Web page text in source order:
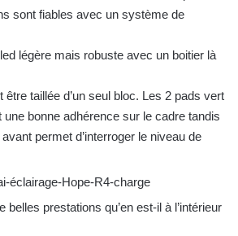
sont fiables avec un système de
légère mais robuste avec un boitier là
être taillée d’un seul bloc. Les 2 pads vert
bonne adhérence sur le cadre tandis
permet d’interroger le niveau de
belles prestations qu’en est-il à l’intérieur